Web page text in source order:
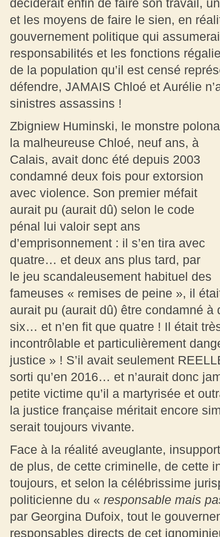
déciderait enfin de faire son travail,
et les moyens de faire le sien, en
gouvernement politique qui
responsabilités et les fonctions
de la population qu’il est censé
défendre, JAMAIS Chloé et Aurélie
sinistres assassins !
Zbigniew Huminski, le monstre
la malheureuse Chloé, neuf ans, à
Calais, avait donc été depuis 2003
condamné deux fois pour extorsion
avec violence. Son premier méfait
aurait pu (aurait dû) selon le code
pénal lui valoir sept ans
d’emprisonnement : il s’en tira avec
quatre… et deux ans plus tard, par
le jeu scandaleusement habituel des
fameuses « remises de peine », il
aurait pu (aurait dû) être condamné
six… et n’en fit que quatre ! Il était
incontrôlable et particulièrement
justice » ! S’il avait seulement
sorti qu’en 2016… et n’aurait donc
petite victime qu’il a martyrisée et
la justice française méritait encore
serait toujours vivante.
Face à la réalité aveuglante,
de plus, de cette criminelle, de cette
toujours, et selon la célébrissime
politicienne du « responsable mais
par Georgina Dufoix, tout le
responsables directs de cet